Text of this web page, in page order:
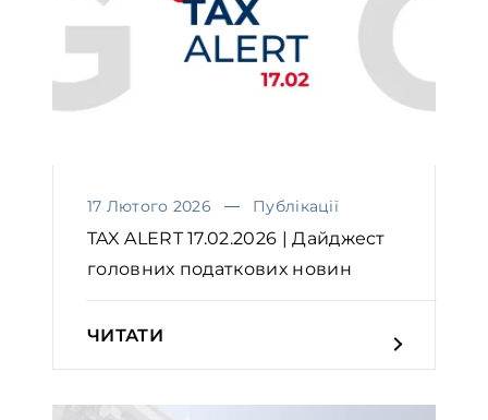
17 Лютого 2026 Публікації
TAX ALERT 17.02.2026 | Дайджест
головних податкових новин
ЧИТАТИ